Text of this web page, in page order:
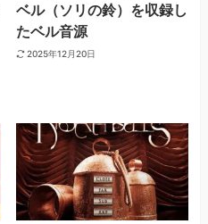
ベル（ソリの鈴）を収録し
たベル音源
2025年12月20日